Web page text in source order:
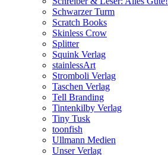
Schwarzer Turm
Scratch Books
Skinless Crow
Splitter
Squink Verlag
stainlessArt
Stromboli Verlag
Taschen Verlag
Tell Branding
Tintenkilby Verlag
Tiny Tusk
toonfish
Ullmann Medien
Unser Verlag